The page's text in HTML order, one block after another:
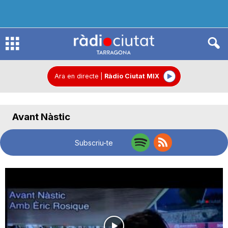
R
C
Ara en directe Ràdio Ciutat MIX
Avant Nàstic
Subscriu-te